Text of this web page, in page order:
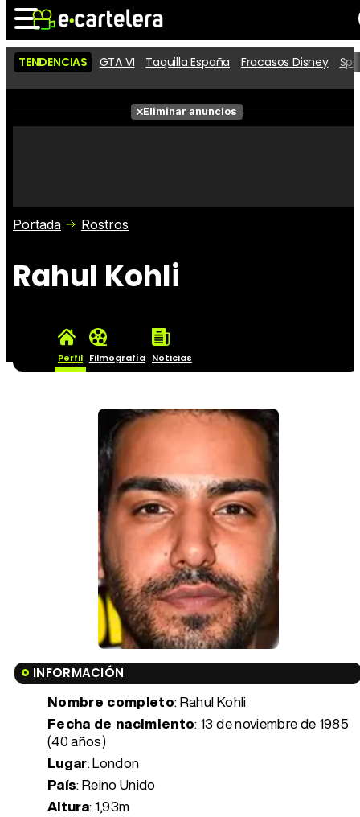
Noticias Cartelera
Películas
Críticas
TENDENCIAS GTA VI Taquilla España Fracasos Disney
Eliminar anuncios
Portada Rostros
Rahul Kohli
Perfil Filmografía Noticias
INFORMACIÓN
Nombre completo: Rahul Kohli
Fecha de nacimiento: 13 de noviembre de 1985
(40 años)
Lugar: London
País: Reino Unido
Altura: 1,93m